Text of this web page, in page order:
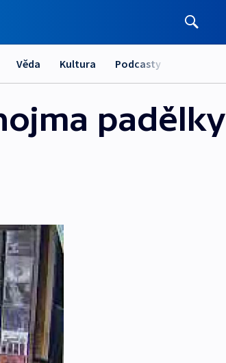
Věda Kultura Podcasty
padělky